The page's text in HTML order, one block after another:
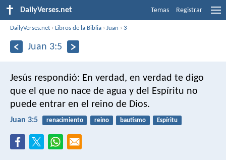
DailyVerses.net Temas Registrar
DailyVerses.net ›Libros de la Biblia ›Juan ›3
Juan 3:5
Jesús respondió: En verdad, en verdad te digo
que el que no nace de agua y del Espíritu no
puede entrar en el reino de Dios.
Juan 3:5 renacimiento reino bautismo Espíritu